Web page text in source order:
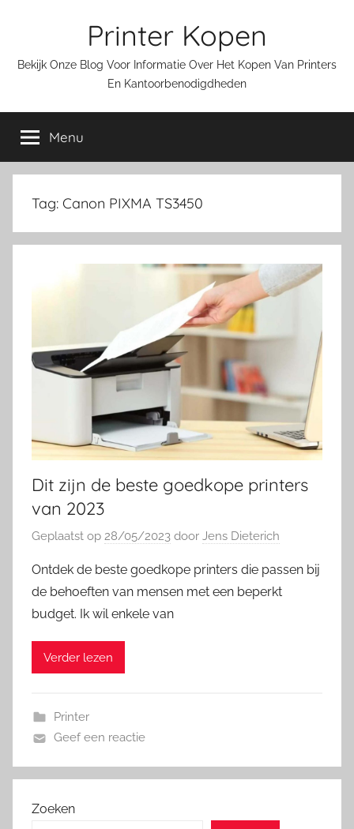
inhoud
Printer Kopen
Bekijk Onze Blog Voor Informatie Over Het Kopen Van Printers
En Kantoorbenodigdheden
Menu
Tag: Canon PIXMA TS3450
Dit zijn de beste goedkope printers
van 2023
Geplaatst op 28/05/2023 door Jens Dieterich
Ontdek de beste goedkope printers die passen bij
de behoeften van mensen met een beperkt
budget. Ik wil enkele van
Verder lezen
Printer
Geef een reactie
Zoeken